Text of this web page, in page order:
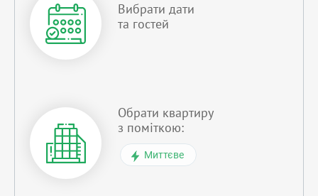
Вибрати дати
та гостей
Обрати квартиру
з поміткою:
Миттєве